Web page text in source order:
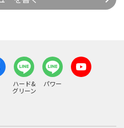
ハード&
グリーン
パワー